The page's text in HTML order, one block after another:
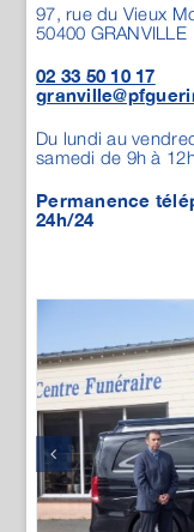
97, rue du Vieux
50400 GRANVILLE
02 33 50 10 17
Du lundi au
samedi de 9h à
Permanence
24h/24